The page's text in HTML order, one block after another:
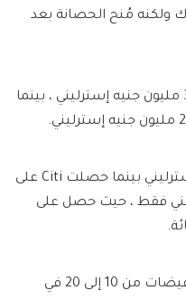
ولكنه مُنح الحصانة بعد
أصيبت RBC بأكبر غرامة قدرها 34.2 مليون جنيه إسترليني ، بينما
تم تغريم HSBC 23.4 مليون جنيه إسترليني بينما حصلت Citi على
إسترليني فقط ، حيث حصل على
تضمنت كل من غرامات الأربعة تخفيضات من 10 إلى 20 في